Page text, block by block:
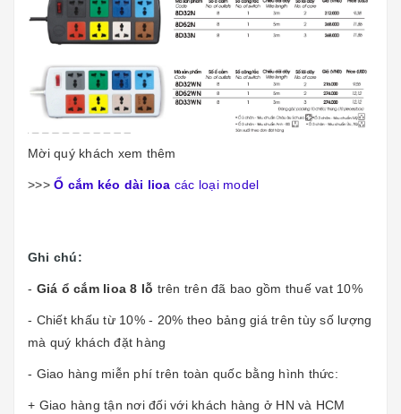
Mời quý khách xem thêm
>>> Ổ cắm kéo dài lioa các loại model
Ghi chú:
- Giá ổ cắm lioa 8 lỗ trên trên đã bao gồm thuế vat 10%
- Chiết khấu từ 10% - 20% theo bảng giá trên tùy số lượng
mà quý khách đặt hàng
- Giao hàng miễn phí trên toàn quốc bằng hình thức:
+ Giao hàng tận nơi đối với khách hàng ở HN và HCM